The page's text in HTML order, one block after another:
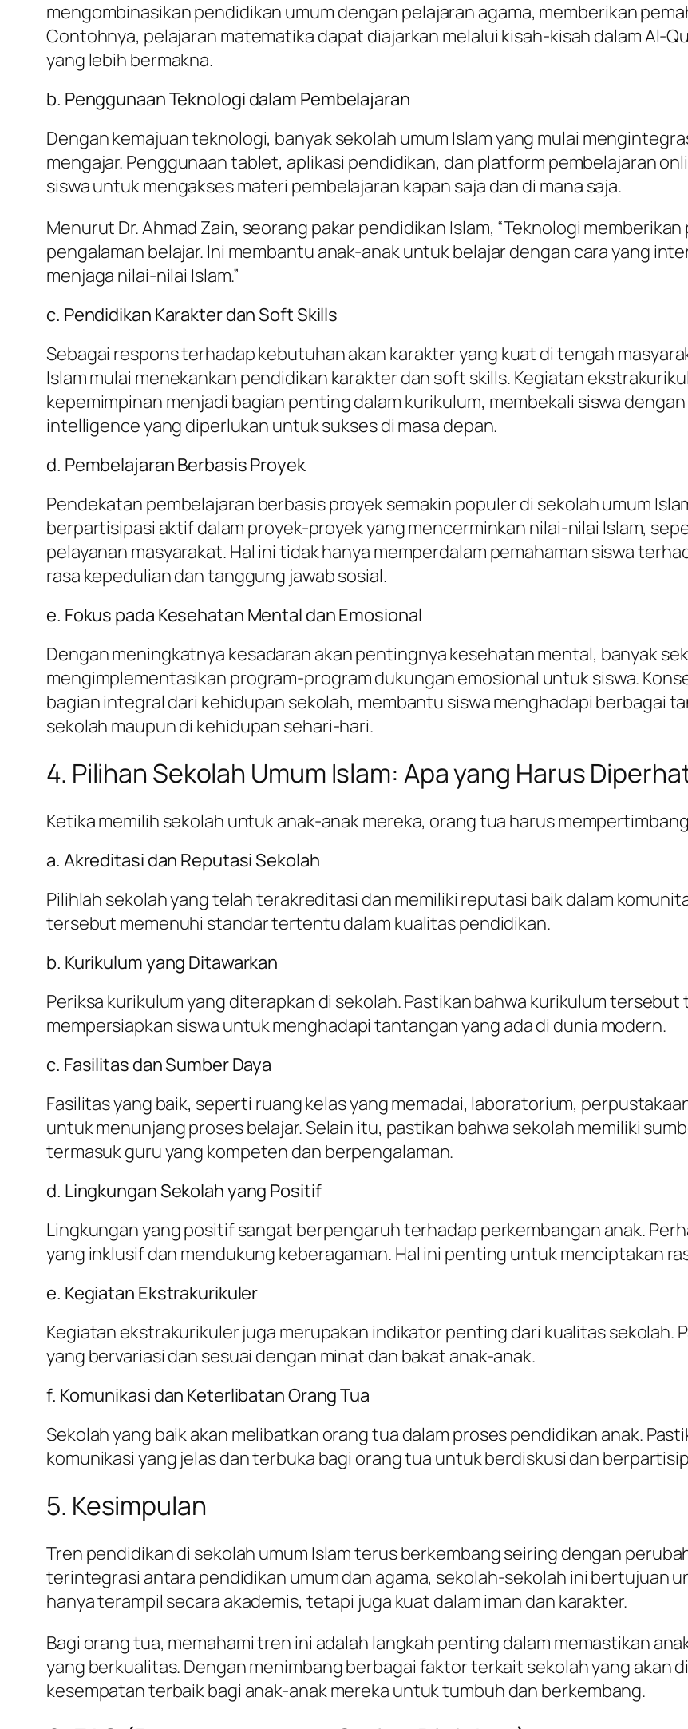
mengombinasikan pendidikan umum dengan pelajaran agama, memberikan
Contohnya, pelajaran matematika dapat diajarkan melalui kisah-kisah dalam Al-
yang lebih bermakna.
b. Penggunaan Teknologi dalam Pembelajaran
Dengan kemajuan teknologi, banyak sekolah umum Islam yang mulai
mengajar. Penggunaan tablet, aplikasi pendidikan, dan platform pembelajaran
siswa untuk mengakses materi pembelajaran kapan saja dan di mana saja.
Menurut Dr. Ahmad Zain, seorang pakar pendidikan Islam, “Teknologi
pengalaman belajar. Ini membantu anak-anak untuk belajar dengan cara yang
menjaga nilai-nilai Islam.”
c. Pendidikan Karakter dan Soft Skills
Sebagai respons terhadap kebutuhan akan karakter yang kuat di tengah
Islam mulai menekankan pendidikan karakter dan soft skills. Kegiatan
kepemimpinan menjadi bagian penting dalam kurikulum, membekali siswa
intelligence yang diperlukan untuk sukses di masa depan.
d. Pembelajaran Berbasis Proyek
Pendekatan pembelajaran berbasis proyek semakin populer di sekolah umum
berpartisipasi aktif dalam proyek-proyek yang mencerminkan nilai-nilai Islam,
pelayanan masyarakat. Hal ini tidak hanya memperdalam pemahaman siswa
rasa kepedulian dan tanggung jawab sosial.
e. Fokus pada Kesehatan Mental dan Emosional
Dengan meningkatnya kesadaran akan pentingnya kesehatan mental, banyak
mengimplementasikan program-program dukungan emosional untuk siswa.
bagian integral dari kehidupan sekolah, membantu siswa menghadapi berbagai
sekolah maupun di kehidupan sehari-hari.
4. Pilihan Sekolah Umum Islam: Apa yang Harus
Ketika memilih sekolah untuk anak-anak mereka, orang tua harus
a. Akreditasi dan Reputasi Sekolah
Pilihlah sekolah yang telah terakreditasi dan memiliki reputasi baik dalam
tersebut memenuhi standar tertentu dalam kualitas pendidikan.
b. Kurikulum yang Ditawarkan
Periksa kurikulum yang diterapkan di sekolah. Pastikan bahwa kurikulum
mempersiapkan siswa untuk menghadapi tantangan yang ada di dunia modern.
c. Fasilitas dan Sumber Daya
Fasilitas yang baik, seperti ruang kelas yang memadai, laboratorium,
untuk menunjang proses belajar. Selain itu, pastikan bahwa sekolah memiliki
termasuk guru yang kompeten dan berpengalaman.
d. Lingkungan Sekolah yang Positif
Lingkungan yang positif sangat berpengaruh terhadap perkembangan anak.
yang inklusif dan mendukung keberagaman. Hal ini penting untuk menciptakan
e. Kegiatan Ekstrakurikuler
Kegiatan ekstrakurikuler juga merupakan indikator penting dari kualitas sekolah.
yang bervariasi dan sesuai dengan minat dan bakat anak-anak.
f. Komunikasi dan Keterlibatan Orang Tua
Sekolah yang baik akan melibatkan orang tua dalam proses pendidikan anak.
komunikasi yang jelas dan terbuka bagi orang tua untuk berdiskusi dan
5. Kesimpulan
Tren pendidikan di sekolah umum Islam terus berkembang seiring dengan
terintegrasi antara pendidikan umum dan agama, sekolah-sekolah ini bertujuan
hanya terampil secara akademis, tetapi juga kuat dalam iman dan karakter.
Bagi orang tua, memahami tren ini adalah langkah penting dalam memastikan
yang berkualitas. Dengan menimbang berbagai faktor terkait sekolah yang akan
kesempatan terbaik bagi anak-anak mereka untuk tumbuh dan berkembang.